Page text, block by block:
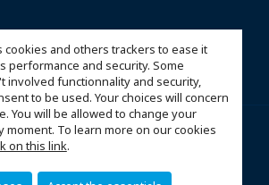
cookies and others trackers to ease it
performance and security. Some
involved functionnality and security,
to be used. Your choices will concern
You will be allowed to change your
moment. To learn more on our cookies
on this link.
légales